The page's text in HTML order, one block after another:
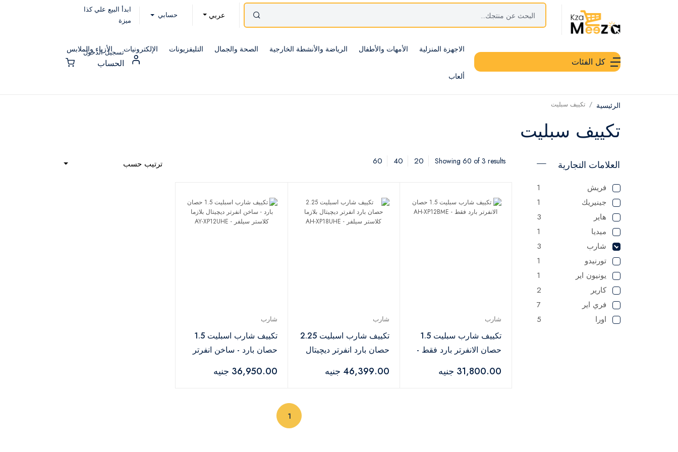
عربي حسابي
ابدأ البيع علي كذا
ميزة
كل الفئات
الاجهزة المنزلية الأمهات والأطفال الرياضة والأنشطة الخارجية الصحة والجمال التليفزيونات الإلكترونيات الأزياء والملابس
ألعاب
تسجيل الدخول
الحساب
الرئيسية تكييف سبليت
تكييف سبليت
العلامات التجارية
فريش
1
جينيريك
1
هاير
3
ميديا
1
شارب
3
تورنيدو
1
يونيون اير
1
كارير
2
فري اير
7
اورا
5
Showing 60 of 3 results
20
40
60 ترتيب حسب
شارب
تكييف شارب سبليت 1.5
حصان الانفرتر بارد فقط -
31,800.00 جنيه
شارب
تكييف شارب اسبليت 2.25
حصان بارد انفرتر ديچيتال
XP18UHE
46,399.00 جنيه
شارب
تكييف شارب اسبليت 1.5
حصان بارد - ساخن انفرتر
سيلفر - AY-XP12UHE
36,950.00 جنيه
1